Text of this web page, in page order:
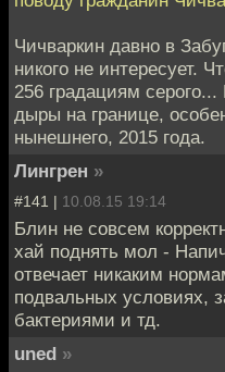
Чичваркин давно в
никого не интересует.
256 градациям
дыры на границе,
нынешнего, 2015 года.
Лингрен »
#141 | 10.08.15 19:14
Блин не совсем
хай поднять мол -
отвечает никаким
подвальных условиях,
бактериями и тд.
uned »